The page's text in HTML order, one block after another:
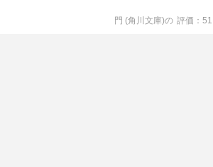
門 (角川文庫)の 評価 51